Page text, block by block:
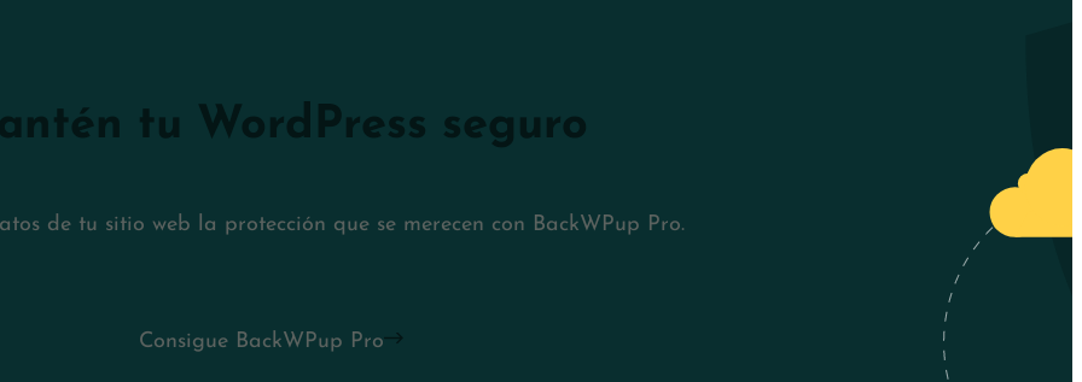
tu WordPress seguro
de tu sitio web la protección que se merecen con BackWPup Pro.
Consigue BackWPup Pro